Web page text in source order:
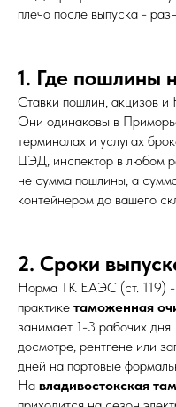
плечо после выпуска -
1. Где пошлины
Ставки пошлин,
Они одинаковы в
терминалах и услугах
ЦЭД, инспектор в любом
не сумма пошлины, а
контейнером до вашего
2. Сроки
Норма ТК ЕАЭС (ст. 119)
практике таможенная
занимает 1-3 рабочих
досмотре, рентгене или
дней на портовые
На владивостокская